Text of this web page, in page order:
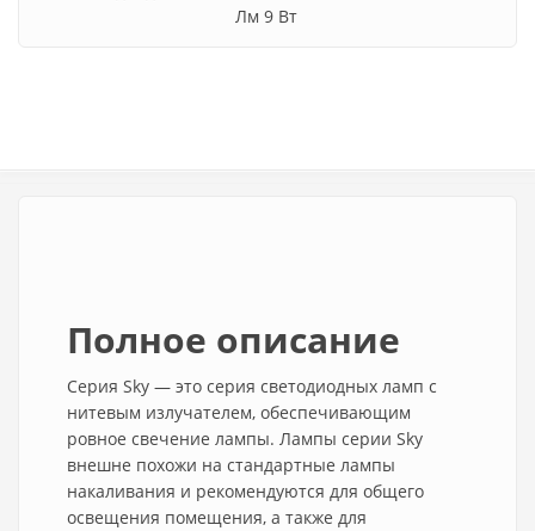
Лм 9 Вт
Полное описание
Серия Sky — это серия светодиодных ламп с
нитевым излучателем, обеспечивающим
ровное свечение лампы. Лампы серии Sky
внешне похожи на стандартные лампы
накаливания и рекомендуются для общего
освещения помещения, а также для